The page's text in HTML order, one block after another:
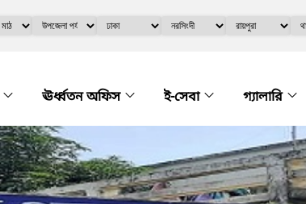
ঊর্ধ্বতন অফিস ই-সেবা গ্যালারি